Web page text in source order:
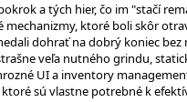
a tých hier, čo im "stačí
mechanizmy, ktoré boli skôr
dohrať na dobrý koniec bez
veľa nutného grindu,
UI a inventory
sú vlastne potrebné k